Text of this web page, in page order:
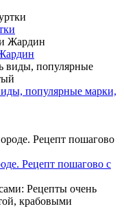
популярные марки,
Рецепт пошагово с